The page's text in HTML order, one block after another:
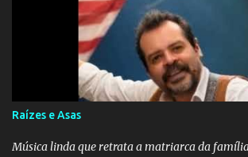
que continuará esperando enquanto houver
obra conclui como uma promessa de fidelidade
reencontro, unindo a tradição da viola com o
do amor. No geral, o vídeo apresenta uma
persistência do afeto através do tempo e do
YouTube YouTube
Raízes e Asas
Música linda que retrata a matriarca da